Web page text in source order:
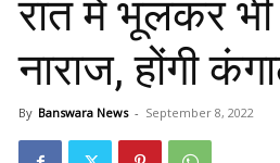
रात में भूलकर भी
नाराज, होंगी
By Banswara News - September 8, 2022